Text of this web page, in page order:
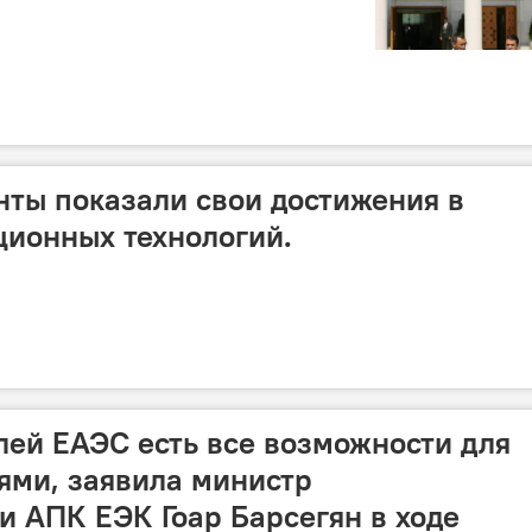
показали свои достижения в
технологий.
ЕАЭС есть все возможности для
заявила министр
АПК ЕЭК Гоар Барсегян в ходе